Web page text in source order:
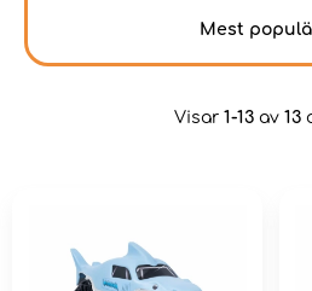
Mest
Visar 1-13av 13